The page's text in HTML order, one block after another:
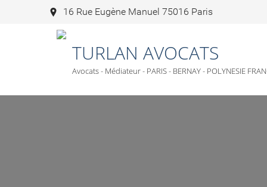
TURLAN AVOCATS
Avocats - Médiateur - PARIS - BERNAY - POLYNESIE
16 Rue Eugène Manuel 75016 Paris